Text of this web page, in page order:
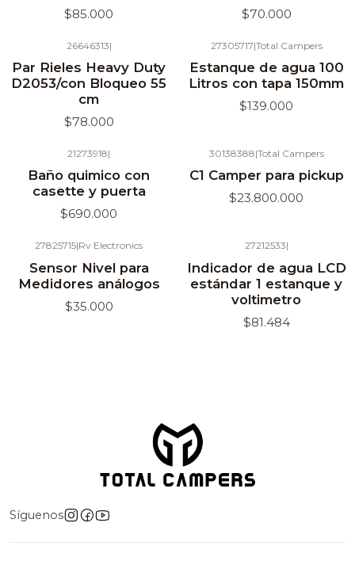
$85.000 $70.000
26646313|
Par Rieles Heavy Duty
D2053/con Bloqueo 55
cm
$78.000
27305717|Total Campers
Estanque de agua 100
Litros con tapa 150mm
$139.000
21273918|
Baño quimico con
casette y puerta
$690.000
30138388|Total Campers
C1 Camper para pickup
$23.800.000
27825715|Rv Electronics
Sensor Nivel para
Medidores análogos
$35.000
27212533|
Indicador de agua LCD
estándar 1 estanque y
voltimetro
$81.484
Síguenos